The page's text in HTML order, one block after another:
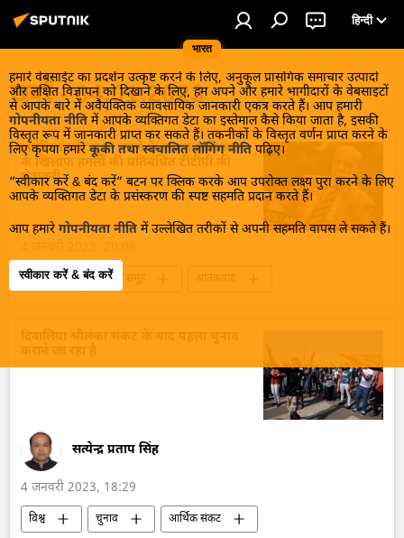
भारत
हिन्दी
हमारे वेबसाईट का प्रदर्शन उत्कृष्ट करने के लिए, अनुकूल प्रासंगिक समाचार उत्पादों
और लक्षित विज्ञापन को दिखाने के लिए, हम अपने और हमारे भागीदारों के वेबसाइटों
से आपके बारे में अवैयक्तिक व्यावसायिक जानकारी एकत्र करते हैं। आप हमारी
गोपनीयता नीति में आपके व्यक्तिगत डेटा का इस्तेमाल कैसे किया जाता है, इसकी
विस्तृत रूप में जानकारी प्राप्त कर सकते हैं। तकनीकों के विस्तृत वर्णन प्राप्त करने के
लिए कृपया हमारे कूकी तथा स्वचालित लॉगिंग नीति पढ़िए।
“स्वीकार करें & बंद करें” बटन पर क्लिक करके आप उपरोक्त लक्ष्य पुरा करने के लिए
आपके व्यक्तिगत डेटा के प्रसंस्करण की स्पष्ट सहमति प्रदान करते हैं।
आप हमारे गोपनीयता नीति में उल्लेखित तरीकों से अपनी सहमति वापस ले सकते हैं।
स्वीकार करें & बंद करें
खबरें - 04.01.2023
अमेरिका को 'खुश' करने के कारण पाकिस्तान
के खिलाफ हमलों की प्रतिबंधित टीटीपी की
चेतावनी
विश्व आतंकी समूह
आतंकवाद
सत्येन्द्र प्रताप सिंह
4 जनवरी 2023, 18:29
विश्व चुनाव
आर्थिक संकट